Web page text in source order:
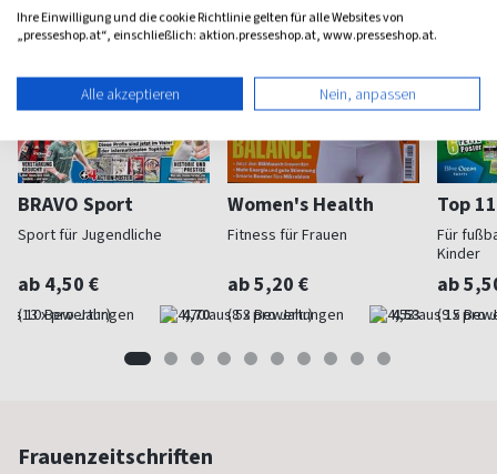
BRAVO Sport
Sport für Jugendliche
ab 4,50 €
(13 x pro Jahr) 4,70
Women's Health
Fitness für Frauen
ab 5,20 €
(8 x pro Jahr) 4,53
Top 11
Für
Kinder
ab
(9 x pro
Frauenzeitschriften
Ihre Einwilligung und die cookie Richtlinie gelten für alle Websites von
„presseshop.at“, einschließlich: aktion.presseshop.at, www.presseshop.at.
Alle akzeptieren Nein, anpassen